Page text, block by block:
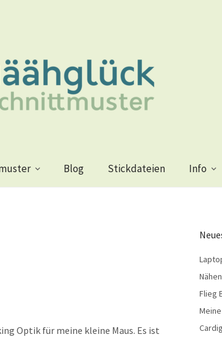
Blog Stickdateien Info
Optik für meine kleine Maus. Es ist
Flieg